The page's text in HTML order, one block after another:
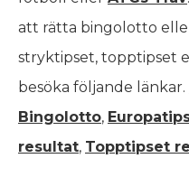
att rätta bingolotto
stryktipset, topptipset
besöka följande länkar.
Bingolotto,
resultat, Topptipset